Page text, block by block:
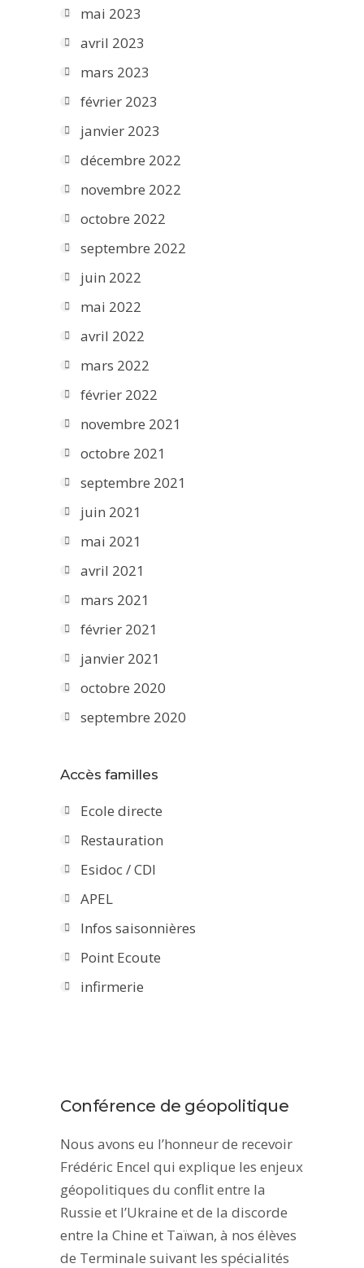
mai 2023
avril 2023
mars 2023
février 2023
janvier 2023
décembre 2022
novembre 2022
octobre 2022
septembre 2022
juin 2022
mai 2022
avril 2022
mars 2022
février 2022
novembre 2021
octobre 2021
septembre 2021
juin 2021
mai 2021
avril 2021
mars 2021
février 2021
janvier 2021
octobre 2020
septembre 2020
Accès familles
Ecole directe
Restauration
Esidoc / CDI
APEL
Infos saisonnières
Point Ecoute
infirmerie
Conférence de géopolitique
Nous avons eu l’honneur de recevoir
Frédéric Encel qui explique les enjeux
géopolitiques du conflit entre la
Russie et l’Ukraine et de la discorde
entre la Chine et Taïwan, à nos élèves
de Terminale suivant les spécialités